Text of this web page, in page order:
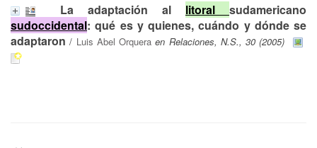
La adaptación al litoral sudamericano
sudoccidental: qué es y quienes, cuándo y dónde se
adaptaron / Luis Abel Orquera en Relaciones, N.S., 30 (2005)